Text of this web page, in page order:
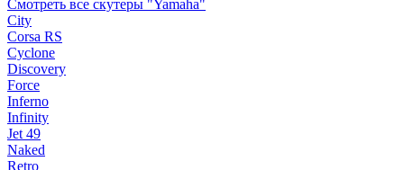
Смотреть все скутеры "Yamaha"
City
Corsa RS
Cyclone
Discovery
Force
Inferno
Infinity
Jet 49
Naked
Retro